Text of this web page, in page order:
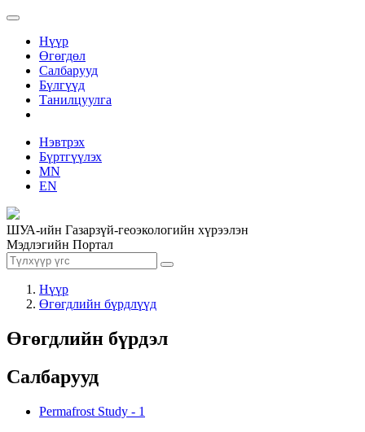
Нүүр
Өгөгдөл
Салбарууд
Бүлгүүд
Танилцуулга
Нэвтрэх
Бүртгүүлэх
MN
EN
ШУА-ийн Газарзүй-геоэкологийн хүрээлэн
Мэдлэгийн Портал
Нүүр
Өгөгдлийн бүрдлүүд
Өгөгдлийн бүрдэл
Салбарууд
Permafrost Study - 1